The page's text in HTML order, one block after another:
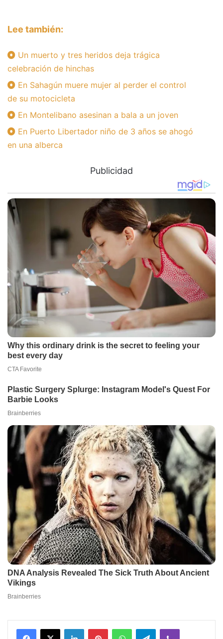
Lee también:
Un muerto y tres heridos deja trágica
celebración de hinchas
En Sahagún muere mujer al perder el control
de su motocicleta
En Montelibano asesinan a bala a un joven
En Puerto Libertador niño de 3 años se ahogó
en una alberca
Publicidad
Facebook
X LinkedInPinterestWhatsAppTelegramViber